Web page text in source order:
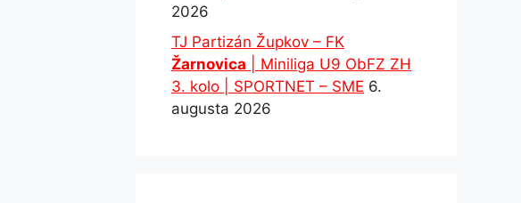
2026
TJ Partizán Župkov – FK
Žarnovica | Miniliga U9 ObFZ ZH
3. kolo | SPORTNET – SME 6.
augusta 2026